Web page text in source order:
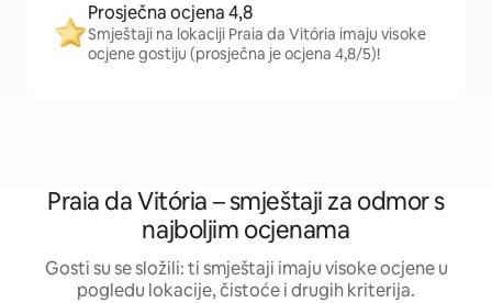
Prosječna ocjena 4,8
Smještaji na lokaciji Praia da Vitória imaju visoke
ocjene gostiju (prosječna je ocjena 4,8/5)!
Praia da Vitória – smještaji za odmor s
najboljim ocjenama
Gosti su se složili: ti smještaji imaju visoke ocjene u
pogledu lokacije, čistoće i drugih kriterija.